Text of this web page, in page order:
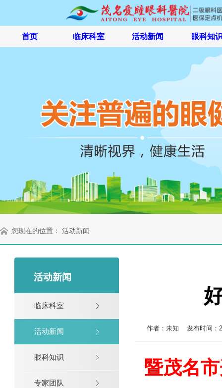
首页 临床科室 活动新闻 眼科知
您现在的位置： 活动新闻
活动新闻
临床科室
活动新闻
眼科知识
专家团队
作者：未知 发布时间：
暨茂名